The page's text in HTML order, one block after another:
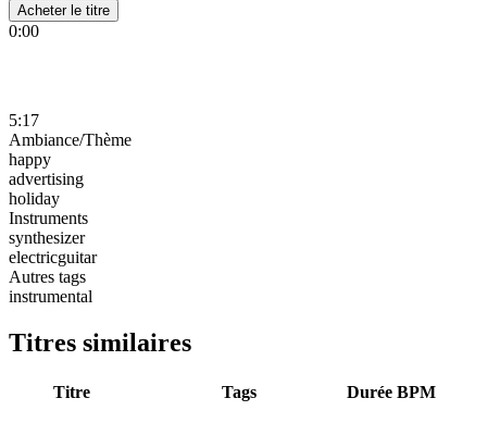
Acheter le titre
0:00
5:17
Ambiance/Thème
happy
advertising
holiday
Instruments
synthesizer
electricguitar
Autres tags
instrumental
Titres similaires
Titre Tags Durée BPM